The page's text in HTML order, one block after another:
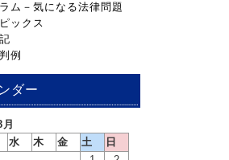
ム－気になる法律問題
ックス
例
ダー
水 木 金 土
日